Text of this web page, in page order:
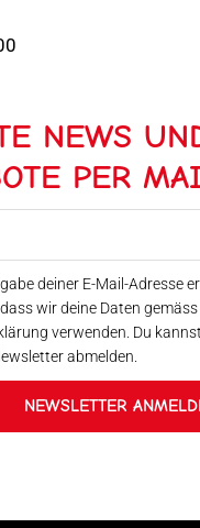
NEWS
PER
deiner E-Mail-Adresse
wir deine Daten
verwenden. Du
abmelden.
NEWSLETTER